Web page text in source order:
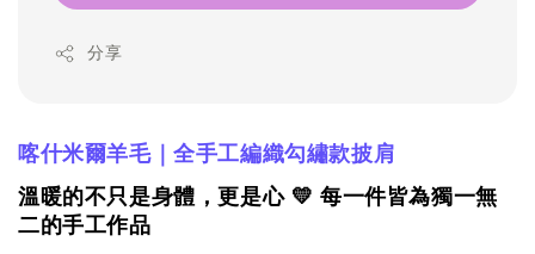
分享
喀什米爾羊毛｜全手工編織勾繡款披肩
溫暖的不只是身體，更是心 💛 每一件皆為獨一無
二的手工作品